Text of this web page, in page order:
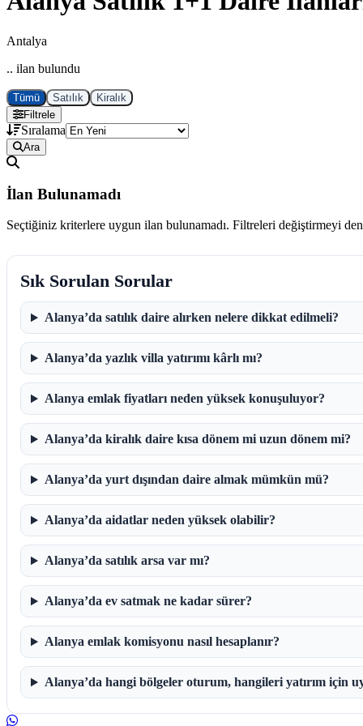
Antalya
.. ilan bulundu
Tümü Satılık
Kiralık
Filtrele
Sıralama
Ara
İlan Bulunamadı
Seçtiğiniz kriterlere uygun ilan bulunamadı. Filtreleri değiştirmeyi
Sık Sorulan Sorular
Alanya’da satılık daire alırken nelere dikkat edilmeli?
Alanya’da yazlık villa yatırımı kârlı mı?
Alanya emlak fiyatları neden yüksek konuşuluyor?
Alanya’da kiralık daire kısa dönem mi uzun dönem mi?
Alanya’da yurt dışından daire almak mümkün mü?
Alanya’da aidatlar neden yüksek olabilir?
Alanya’da satılık arsa var mı?
Alanya’da ev satmak ne kadar sürer?
Alanya emlak komisyonu nasıl hesaplanır?
Alanya’da hangi bölgeler oturum, hangileri yatırım için